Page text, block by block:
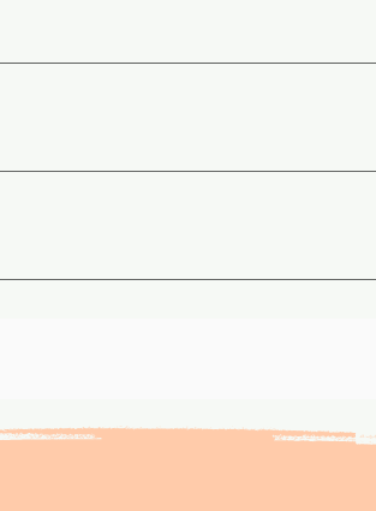
de forma simples: Você faz a sessão
O plano de saúde pode te reembolsar até
fundamental que garante a
previsto pela lei ou código de
1h30 contados a partir do horário